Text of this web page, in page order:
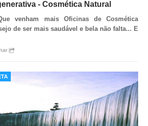
- Cosmética Natural
venham mais Oficinas de Cosmética
de ser mais saudável e bela não falta... E